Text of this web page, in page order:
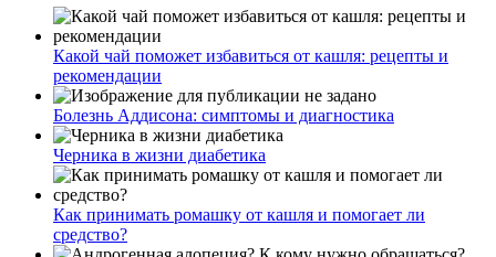
Какой чай поможет избавиться от кашля: рецепты и
рекомендации
Болезнь Аддисона: симптомы и диагностика
Черника в жизни диабетика
Как принимать ромашку от кашля и помогает ли
средство?